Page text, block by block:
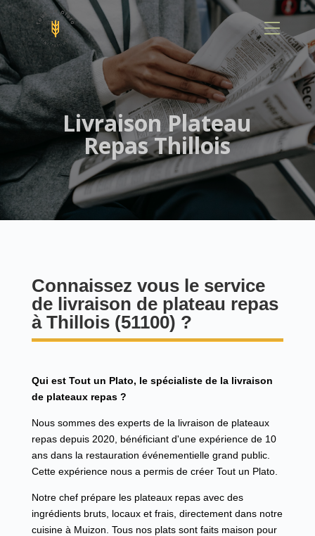
Livraison Plateau
Repas Thillois
Connaissez vous le service
de livraison de plateau repas
à Thillois (51100) ?
Qui est Tout un Plato, le spécialiste de la livraison
de plateaux repas ?
Nous sommes des experts de la livraison de plateaux
repas depuis 2020, bénéficiant d'une expérience de 10
ans dans la restauration événementielle grand public.
Cette expérience nous a permis de créer Tout un Plato.
Notre chef prépare les plateaux repas avec des
ingrédients bruts, locaux et frais, directement dans notre
cuisine à Muizon. Tous nos plats sont faits maison pour
Panneau de gestion des cookies